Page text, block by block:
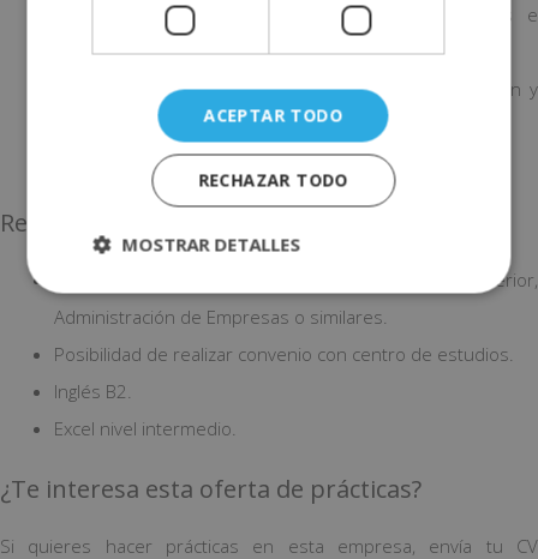
Gestión de siniestro con proveedores nacionales e
internacionales.
Conocimientos de diferentes sistemas para la gestión y
seguimiento de los servicios de transporte.
Atención a clientes y usuarios.
Requisitos
Estudiante de Transporte y Logística, Comercio Exterior,
Administración de Empresas o similares.
Posibilidad de realizar convenio con centro de estudios.
Inglés B2.
Excel nivel intermedio.
¿Te interesa esta oferta de prácticas?
Si quieres hacer prácticas en esta empresa, envía tu CV
ACEPTAR TODO
RECHAZAR TODO
MOSTRAR DETALLES